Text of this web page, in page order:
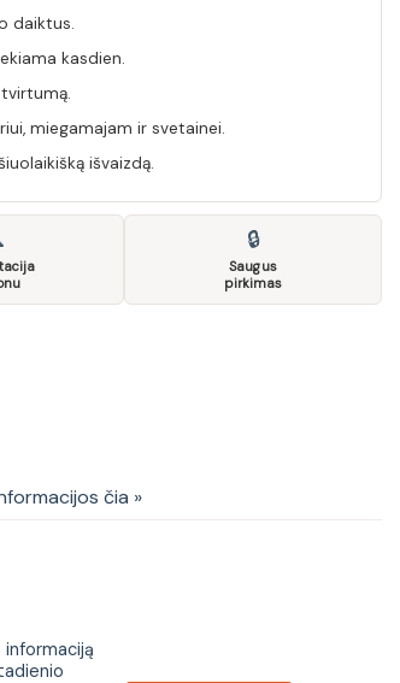
daiktus.
kasdien.
miegamajam ir svetainei.
išvaizdą.
🔒
Saugus
pirkimas
čia »
informaciją